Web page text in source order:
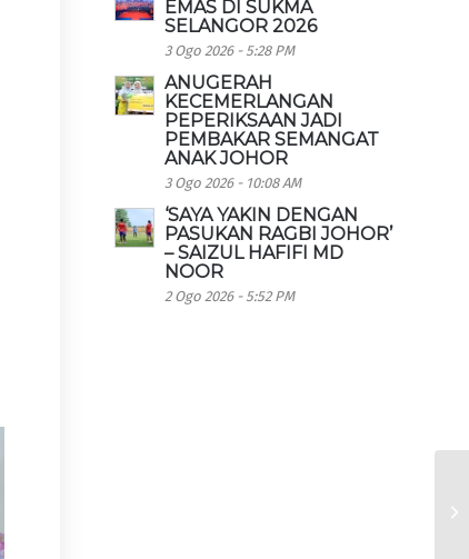
EMAS DI SUKMA
SELANGOR 2026
3 Ogo 2026 - 5:28 PM
ANUGERAH
KECEMERLANGAN
PEPERIKSAAN JADI
PEMBAKAR SEMANGAT
ANAK JOHOR
3 Ogo 2026 - 10:08 AM
‘SAYA YAKIN DENGAN
PASUKAN RAGBI JOHOR’
– SAIZUL HAFIFI MD
NOOR
2 Ogo 2026 - 5:52 PM